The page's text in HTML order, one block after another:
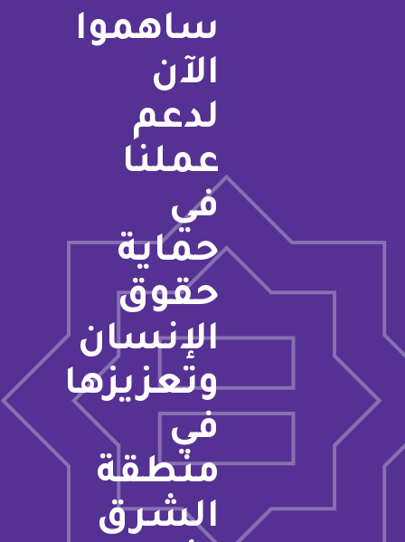
ساهموا
الآن
لدعم
عملنا
في
حماية
حقوق
الإنسان
وتعزيزها
في
منطقة
الشرق